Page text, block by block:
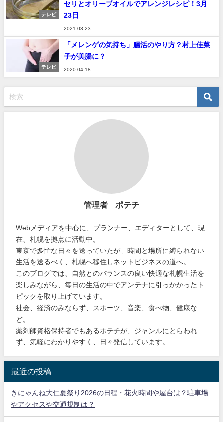
テレビ
セリとオリーブオイルでアレンジレシピ！3月
23日
2021-03-23
テレビ
「メレンゲの気持ち」腸活のやり方？村上佳菜
子が美腸に？
2020-04-18
管理者 ポテチ
Webメディアを中心に、プランナー、エディターとして、現
在、札幌を拠点に活動中。
東京で多忙な日々を送っていたが、時間と場所に縛られない
生活を送るべく、札幌へ移住しネットビジネスの道へ。
このブログでは、自然とのバランスの良い快適な札幌生活を
楽しみながら、毎日の生活の中でアンテナに引っかかったト
ピックを取り上げています。
社会、経済のみならず、スポーツ、音楽、食べ物、健康な
ど。
薬剤師資格保持者でもあるポテチが、ジャンルにとらわれ
ず、気軽にわかりやすく、日々発信しています。
最近の投稿
きにゃんね大仁夏祭り2026の日程・花火時間や屋台は？駐車場
やアクセスや交通規制は？